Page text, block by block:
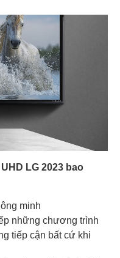
LG 2023 bao
minh
những chương trình
tiếp cận bất cứ khi